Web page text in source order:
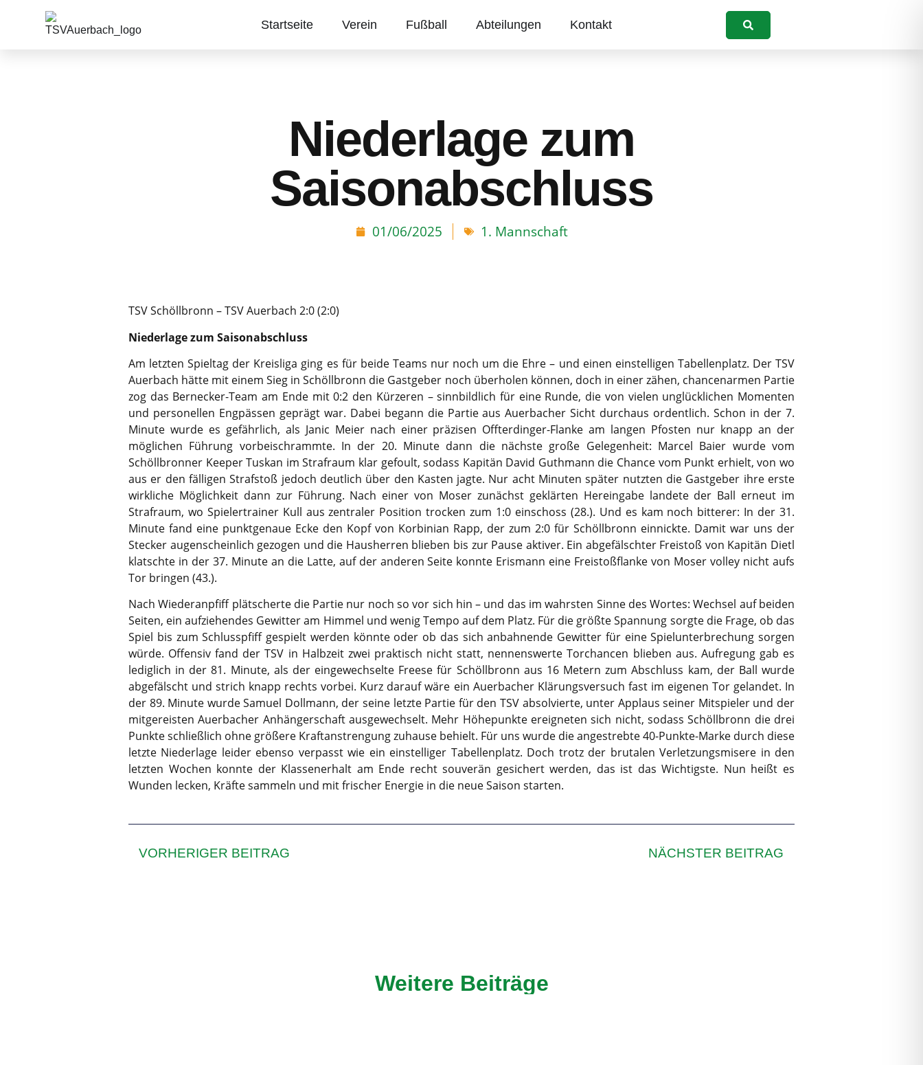
Startseite Verein Fußball Abteilungen Kontakt Suchen
Niederlage zum
Saisonabschluss
01/06/2025 1. Mannschaft
TSV Schöllbronn – TSV Auerbach 2:0 (2:0)
Niederlage zum Saisonabschluss
Am letzten Spieltag der Kreisliga ging es für beide Teams nur noch um die Ehre – und einen einstelligen Tabellenplatz. Der TSV
Auerbach hätte mit einem Sieg in Schöllbronn die Gastgeber noch überholen können, doch in einer zähen, chancenarmen Partie
zog das Bernecker-Team am Ende mit 0:2 den Kürzeren – sinnbildlich für eine Runde, die von vielen unglücklichen Momenten
und personellen Engpässen geprägt war. Dabei begann die Partie aus Auerbacher Sicht durchaus ordentlich. Schon in der 7.
Minute wurde es gefährlich, als Janic Meier nach einer präzisen Offterdinger-Flanke am langen Pfosten nur knapp an der
möglichen Führung vorbeischrammte. In der 20. Minute dann die nächste große Gelegenheit: Marcel Baier wurde vom
Schöllbronner Keeper Tuskan im Strafraum klar gefoult, sodass Kapitän David Guthmann die Chance vom Punkt erhielt, von wo
aus er den fälligen Strafstoß jedoch deutlich über den Kasten jagte. Nur acht Minuten später nutzten die Gastgeber ihre erste
wirkliche Möglichkeit dann zur Führung. Nach einer von Moser zunächst geklärten Hereingabe landete der Ball erneut im
Strafraum, wo Spielertrainer Kull aus zentraler Position trocken zum 1:0 einschoss (28.). Und es kam noch bitterer: In der 31.
Minute fand eine punktgenaue Ecke den Kopf von Korbinian Rapp, der zum 2:0 für Schöllbronn einnickte. Damit war uns der
Stecker augenscheinlich gezogen und die Hausherren blieben bis zur Pause aktiver. Ein abgefälschter Freistoß von Kapitän Dietl
klatschte in der 37. Minute an die Latte, auf der anderen Seite konnte Erismann eine Freistoßflanke von Moser volley nicht aufs
Tor bringen (43.).
Nach Wiederanpfiff plätscherte die Partie nur noch so vor sich hin – und das im wahrsten Sinne des Wortes: Wechsel auf beiden
Seiten, ein aufziehendes Gewitter am Himmel und wenig Tempo auf dem Platz. Für die größte Spannung sorgte die Frage, ob das
Spiel bis zum Schlusspfiff gespielt werden könnte oder ob das sich anbahnende Gewitter für eine Spielunterbrechung sorgen
würde. Offensiv fand der TSV in Halbzeit zwei praktisch nicht statt, nennenswerte Torchancen blieben aus. Aufregung gab es
lediglich in der 81. Minute, als der eingewechselte Freese für Schöllbronn aus 16 Metern zum Abschluss kam, der Ball wurde
abgefälscht und strich knapp rechts vorbei. Kurz darauf wäre ein Auerbacher Klärungsversuch fast im eigenen Tor gelandet. In
der 89. Minute wurde Samuel Dollmann, der seine letzte Partie für den TSV absolvierte, unter Applaus seiner Mitspieler und der
mitgereisten Auerbacher Anhängerschaft ausgewechselt. Mehr Höhepunkte ereigneten sich nicht, sodass Schöllbronn die drei
Punkte schließlich ohne größere Kraftanstrengung zuhause behielt. Für uns wurde die angestrebte 40-Punkte-Marke durch diese
letzte Niederlage leider ebenso verpasst wie ein einstelliger Tabellenplatz. Doch trotz der brutalen Verletzungsmisere in den
letzten Wochen konnte der Klassenerhalt am Ende recht souverän gesichert werden, das ist das Wichtigste. Nun heißt es
Wunden lecken, Kräfte sammeln und mit frischer Energie in die neue Saison starten.
VORHERIGER BEITRAG NÄCHSTER BEITRAG
Weitere Beiträge